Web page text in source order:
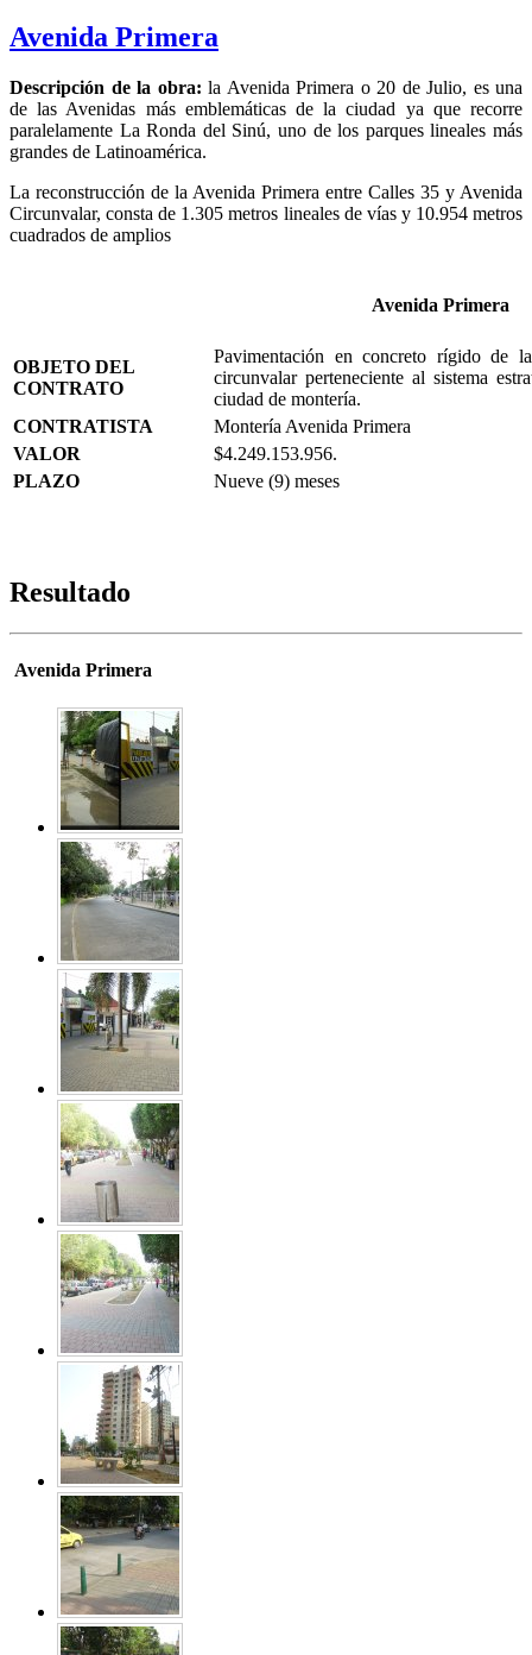
Avenida Primera
Descripción de la obra: la Avenida Primera o 20 de Julio, es una
de las Avenidas más emblemáticas de la ciudad ya que recorre
paralelamente La Ronda del Sinú, uno de los parques lineales más
grandes de Latinoamérica.
La reconstrucción de la Avenida Primera entre Calles 35 y Avenida
Circunvalar, consta de 1.305 metros lineales de vías y 10.954 metros
cuadrados de amplios
Avenida Primera
OBJETO DEL
CONTRATO
Pavimentación en concreto rígido de
circunvalar perteneciente al sistema
ciudad de montería.
CONTRATISTA
Montería Avenida Primera
VALOR
$4.249.153.956.
PLAZO
Nueve (9) meses
Resultado
Avenida Primera